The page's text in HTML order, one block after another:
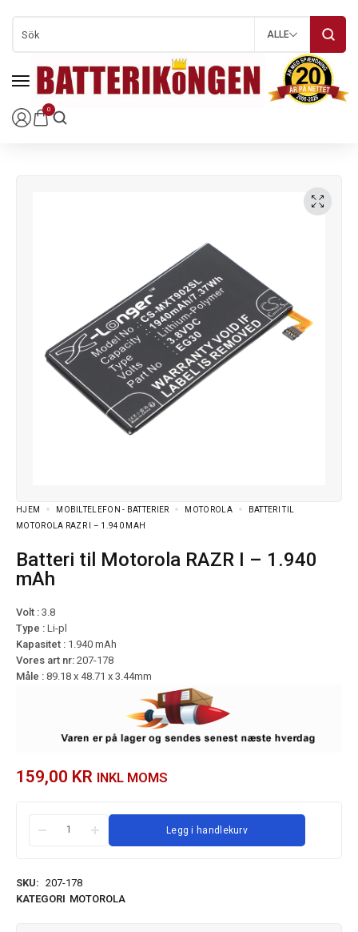
0
ALLE
HJEM MOBILTELEFON - BATTERIER MOTOROLA
BATTERI TIL
MOTOROLA RAZR I – 1.940 MAH
Batteri til Motorola RAZR I – 1.940
mAh
Volt : 3.8
Type : Li-pl
Kapasitet : 1.940 mAh
Vores art nr: 207-178
Måle : 89.18 x 48.71 x 3.44mm
159,00 KR INKL MOMS
Legg i handlekurv
SKU: 207-178
KATEGORI MOTOROLA